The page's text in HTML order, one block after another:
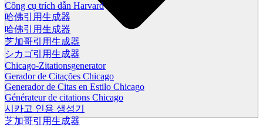
Công cụ trích dẫn Harvard
哈佛引用生成器
哈佛引用生成器
芝加哥引用生成器
シカゴ引用生成器
Chicago-Zitationsgenerator
Gerador de Citações Chicago
Generador de Citas en Estilo Chicago
Générateur de citations Chicago
시카고 인용 생성기
芝加哥引用生成器